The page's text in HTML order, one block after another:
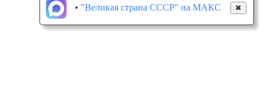
• "Великая страна СССР" на МАКС ✖